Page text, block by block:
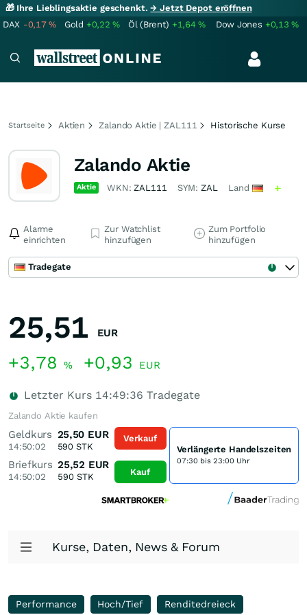
🎁 Ihre Lieblingsaktie geschenkt.→ Jetzt Depot eröffnen
DAX -0,17% Gold +0,22% Öl (Brent) +1,64% Dow Jones +0,13%
Startseite Aktien Zalando Aktie | ZAL111 Historische Kurse
Zalando Aktie
Aktie WKN:ZAL111 SYM: ZAL Land
Alarme
einrichten
Zur Watchlist
hinzufügen
Zum Portfolio
hinzufügen
Tradegate
25,51 EUR
+3,78 % +0,93 EUR
Letzter Kurs 14:49:36 Tradegate
Zalando Aktie kaufen
Geldkurs
14:50:02
25,50 EUR
590 STK
Briefkurs
14:50:02
25,52 EUR
590STK
Verkauf
Kauf
Verlängerte Handelszeiten
07:30 bis 23:00 Uhr
Kurse, Daten, News & Forum
Performance Hoch/Tief
Renditedreieck